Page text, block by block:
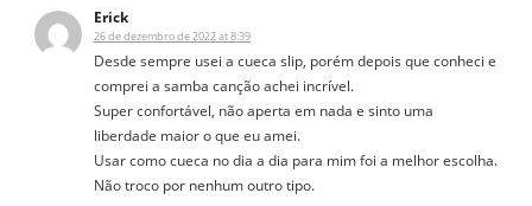
Erick
26 de dezembro de 2022 at 8:39
Desde sempre usei a cueca slip, porém depois que conheci e
comprei a samba canção achei incrível.
Super confortável, não aperta em nada e sinto uma
liberdade maior o que eu amei.
Usar como cueca no dia a dia para mim foi a melhor escolha.
Não troco por nenhum outro tipo.